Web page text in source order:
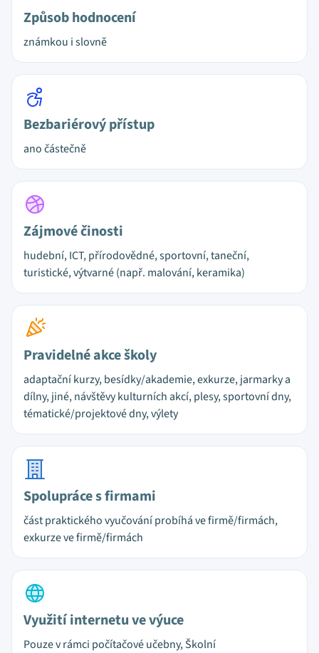
Způsob hodnocení
známkou i slovně
Bezbariérový přístup
ano částečně
Zájmové činosti
hudební, ICT, přírodovědné, sportovní, taneční,
turistické, výtvarné (např. malování, keramika)
Pravidelné akce školy
adaptační kurzy, besídky/akademie, exkurze, jarmarky a
dílny, jiné, návštěvy kulturních akcí, plesy, sportovní dny,
tématické/projektové dny, výlety
Spolupráce s firmami
část praktického vyučování probíhá ve firmě/firmách,
exkurze ve firmě/firmách
Využití internetu ve výuce
Pouze v rámci počítačové učebny, Školní